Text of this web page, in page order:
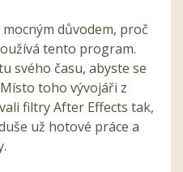
důvodem, proč
tento program.
svého času, abyste se
toho vývojáři z
filtryAfter Effects tak,
už hotové práce a